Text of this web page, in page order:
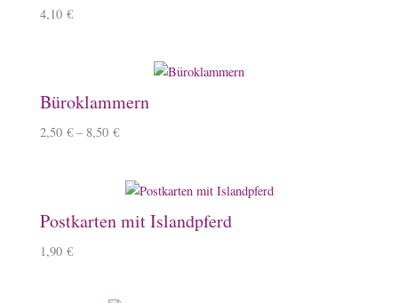
4,10 €
Büroklammern
2,50 € – 8,50 €
Postkarten mit Islandpferd
1,90 €